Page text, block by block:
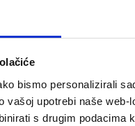
bismo personalizirali
vašoj upotrebi naše
s drugim